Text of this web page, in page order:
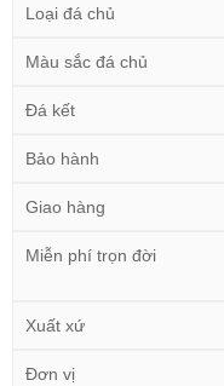
Loại đá chủ
Màu sắc đá chủ
Đá kết
Bảo hành
Giao hàng
Miễn phí trọn đời
Xuất xứ
Đơn vị